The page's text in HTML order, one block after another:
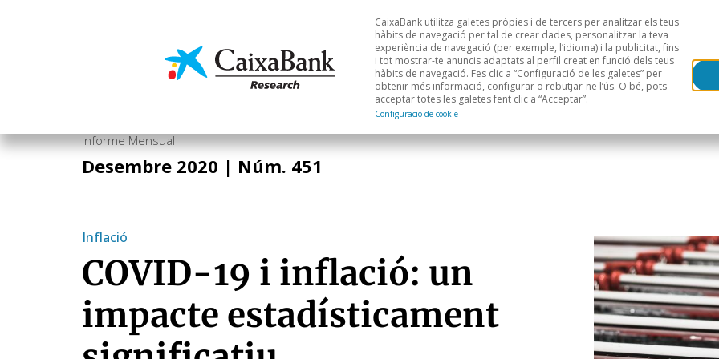
Economia i mercats Anàlisi sectorial Àrees geogràfiques
CaixaBank utilitza galetes pròpies i de tercers per analitzar els teus
hàbits de navegació per tal de crear dades, personalitzar la teva
experiència de navegació (per exemple, l’idioma) i la publicitat, fins
i tot mostrar-te anuncis adaptats al perfil creat en funció dels teus
hàbits de navegació. Fes clic a “Configuració de les galetes” per
obtenir més informació, configurar o rebutjar-ne l’ús. O bé, pots
acceptar totes les galetes fent clic a “Acceptar”.
Configuració de cookie
Informe Mensual
Desembre 2020 | Núm. 451
Inflació
COVID-19 i inflació: un
impacte estadísticament